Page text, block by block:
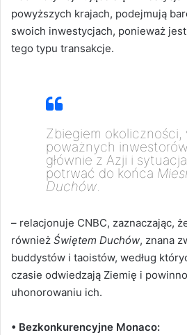
powyższych krajach, podejmują
swoich inwestycjach, ponieważ
tego typu transakcje.
Zbiegiem okoliczności,
poważnych
głównie z Azji i
potrwać do końca
Duchów.
– relacjonuje CNBC, zaznaczając,
również Świętem Duchów, znana
buddystów i taoistów, według
czasie odwiedzają Ziemię i
uhonorowaniu ich.
• Bezkonkurencyjne Monaco: